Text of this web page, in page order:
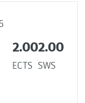
2.00
ECTS
2.00
SWS